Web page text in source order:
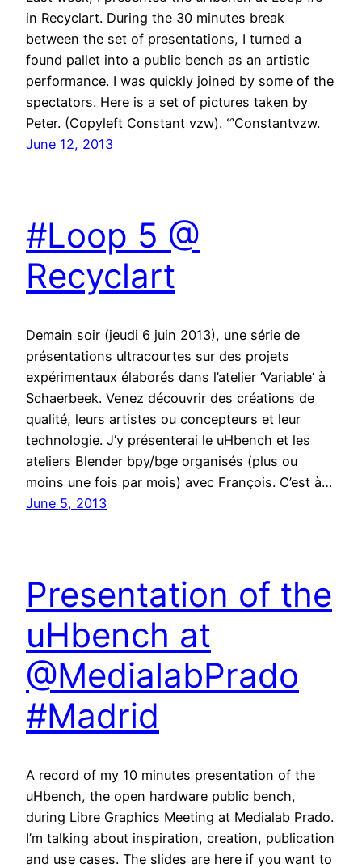
in Recyclart. During the 30 minutes break
between the set of presentations, I turned a
found pallet into a public bench as an artistic
performance. I was quickly joined by some of the
spectators. Here is a set of pictures taken by
Peter. (Copyleft Constant vzw). ᔥConstantvzw.
June 12, 2013
#Loop 5 @
Recyclart
Demain soir (jeudi 6 juin 2013), une série de
présentations ultracourtes sur des projets
expérimentaux élaborés dans l’atelier ‘Variable‘ à
Schaerbeek. Venez découvrir des créations de
qualité, leurs artistes ou concepteurs et leur
technologie. J’y présenterai le uHbench et les
ateliers Blender bpy/bge organisés (plus ou
moins une fois par mois) avec François. C’est à…
June 5, 2013
Presentation of the
uHbench at
@MedialabPrado
#Madrid
A record of my 10 minutes presentation of the
uHbench, the open hardware public bench,
during Libre Graphics Meeting at Medialab Prado.
I’m talking about inspiration, creation, publication
and use cases. The slides are here if you want to